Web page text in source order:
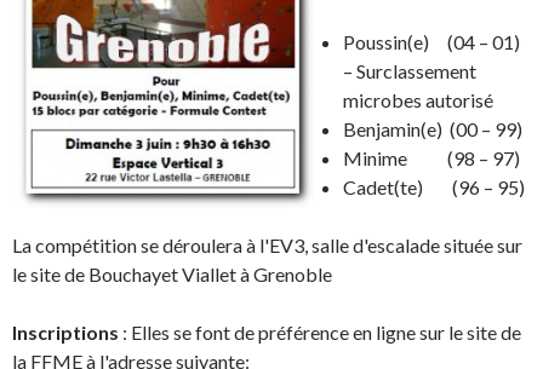
Poussin(e) (04 – 01)
– Surclassement
microbes autorisé
Benjamin(e) (00 – 99)
Minime (98 – 97)
Cadet(te) (96 – 95)
La compétition se déroulera à l'EV3, salle d'escalade située sur
le site de Bouchayet Viallet à Grenoble
Inscriptions : Elles se font de préférence en ligne sur le site de
la FFME à l'adresse suivante: